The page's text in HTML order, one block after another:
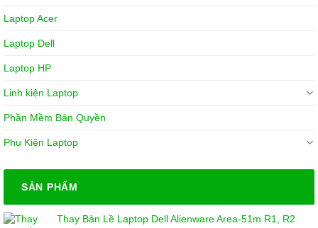
Laptop Acer
Laptop Dell
Laptop HP
Linh kiện Laptop
Phần Mềm Bản Quyền
Phụ Kiện Laptop
SẢN PHẨM
Thay Bản Lề Laptop Dell Alienware Area-51m R1, R2